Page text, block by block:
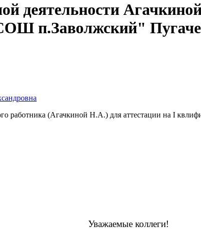
деятельности
п.Заволжский"
работника (Агачкиной Н.А.) для аттестации на I
Уважаемые коллеги!